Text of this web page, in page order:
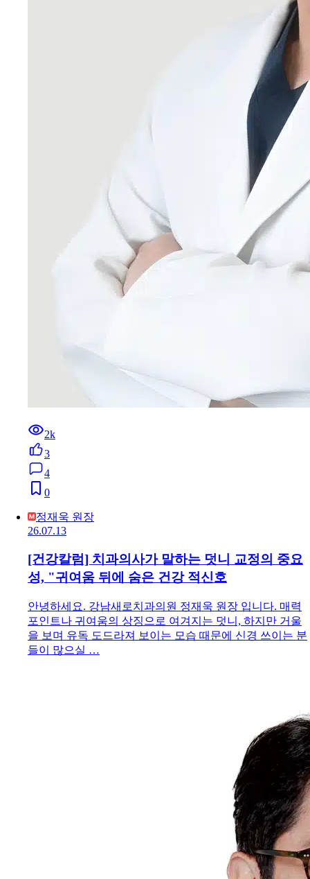
2k
3
4
0
정재욱 원장
26.07.13
[건강칼럼] 치과의사가 말하는 덧니 교정의 중요
성, "귀여움 뒤에 숨은 건강 적신호
안녕하세요. 강남새로치과의원 정재욱 원장 입니다. 매력
포인트나 귀여움의 상징으로 여겨지는 덧니, 하지만 거울
을 보며 유독 도드라져 보이는 모습 때문에 신경 쓰이는 분
들이 많으실 …